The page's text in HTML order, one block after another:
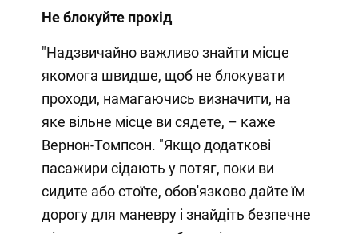
Не блокуйте прохід
"Надзвичайно важливо знайти місце
якомога швидше, щоб не блокувати
проходи, намагаючись визначити, на
яке вільне місце ви сядете, – каже
Вернон-Томпсон. "Якщо додаткові
пасажири сідають у потяг, поки ви
сидите або стоїте, обов'язково дайте їм
дорогу для маневру і знайдіть безпечне